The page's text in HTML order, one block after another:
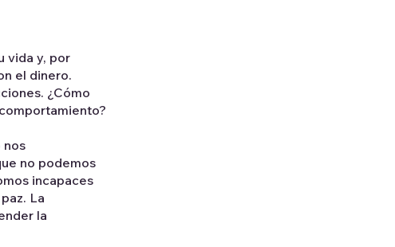
vida y, por
el dinero.
¿Cómo
nos
no podemos
incapaces
La
la